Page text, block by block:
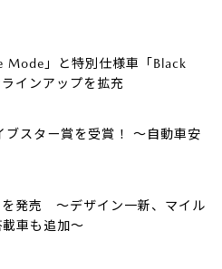
Mode」と特別仕様車「Black
インアップを拡充
スター賞を受賞！ ～自動車安
を発売 ～デザイン一新、マイル
車も追加～